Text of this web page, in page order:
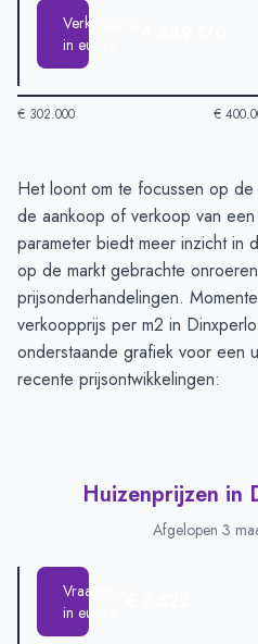
Verkoopprijs
in euro's
€ 302.000 €
Huizenprijzen in Dinxperlo-
Type
Vraagprijs in euro's
Verkoopprijs in euro's
Het loont om te focussen op
de aankoop of verkoop van
parameter biedt meer inzicht in
op de markt gebrachte
prijsonderhandelingen.
verkoopprijs per m2 in Dinxperlo
onderstaande grafiek voor een
recente prijsontwikkelingen:
Huizenprijzen in
Afgelopen 3
Vraagprijs
in euro's